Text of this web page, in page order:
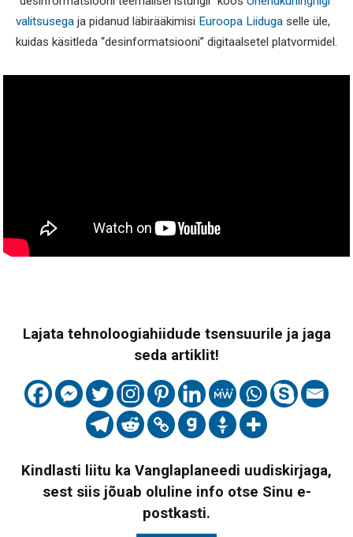
valitsusega ja pidanud läbirääkimisi Euroopa Liiduga selle üle,
kuidas käsitleda “desinformatsiooni” digitaalsetel platvormidel.
Lajata tehnoloogiahiidude tsensuurile ja jaga
seda artiklit!
Kindlasti liitu ka Vanglaplaneedi uudiskirjaga,
sest siis jõuab oluline info otse Sinu e-
postkasti.